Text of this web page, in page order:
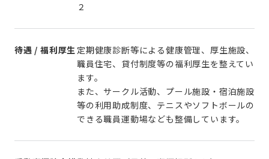
２
待遇 / 福利厚生 定期健康診断等による健康管理、厚生施設、
職員住宅、貸付制度等の福利厚生を整えてい
ます。
また、サークル活動、プール施設・宿泊施設
等の利用助成制度、テニスやソフトボールの
できる職員運動場なども整備しています。